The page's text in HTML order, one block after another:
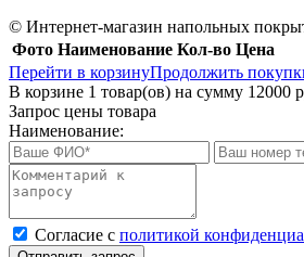
© Интернет-магазин напольных
Фото Наименование Кол-во Цена
Перейти в корзинуПродолжить
В корзине 1 товар(ов) на сумму 12000
Запрос цены товара
Наименование:
Cогласие с политикой